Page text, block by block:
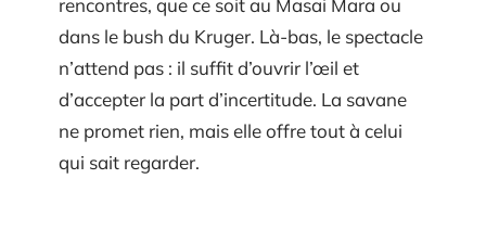
dans le bush du Kruger. Là-bas, le spectacle
n’attend pas : il suffit d’ouvrir l’œil et
d’accepter la part d’incertitude. La savane
ne promet rien, mais elle offre tout à celui
qui sait regarder.